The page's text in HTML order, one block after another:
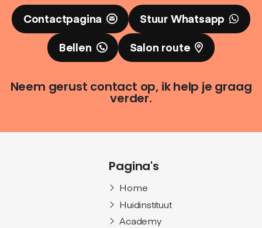
Contactpagina
Stuur Whatsapp
Bellen
Salon route
Neem gerust contact op, ik help je graag
verder.
Pagina's
Home
Huidinstituut
Academy